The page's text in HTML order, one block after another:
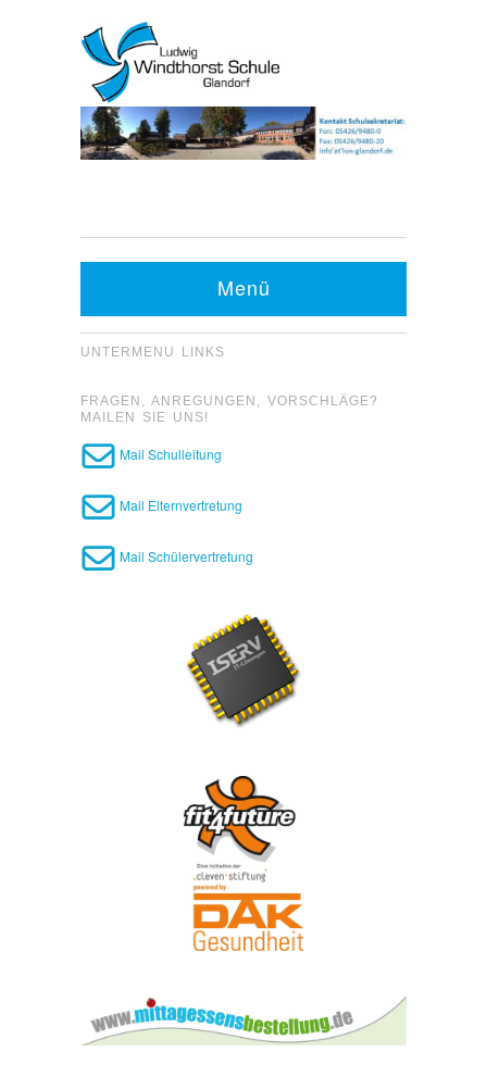
Fax: 05426 9480-20
Menü
UNTERMENU LINKS
FRAGEN, ANREGUNGEN, VORSCHLÄGE?
MAILEN SIE UNS!
Mail Schulleitung
Mail Elternvertretung
Mail Schülervertretung